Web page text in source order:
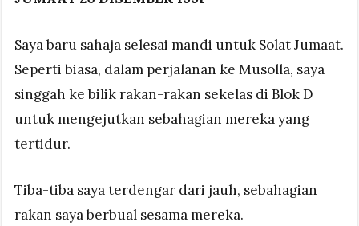
Saya baru sahaja selesai mandi untuk Solat Jumaat.
Seperti biasa, dalam perjalanan ke Musolla, saya
singgah ke bilik rakan-rakan sekelas di Blok D
untuk mengejutkan sebahagian mereka yang
tertidur.
Tiba-tiba saya terdengar dari jauh, sebahagian
rakan saya berbual sesama mereka.